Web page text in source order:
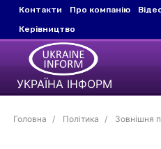
Контакти Про компанію
Керівництво
УКРАЇНА ІНФОРМ
Головна Політика Зовнішня